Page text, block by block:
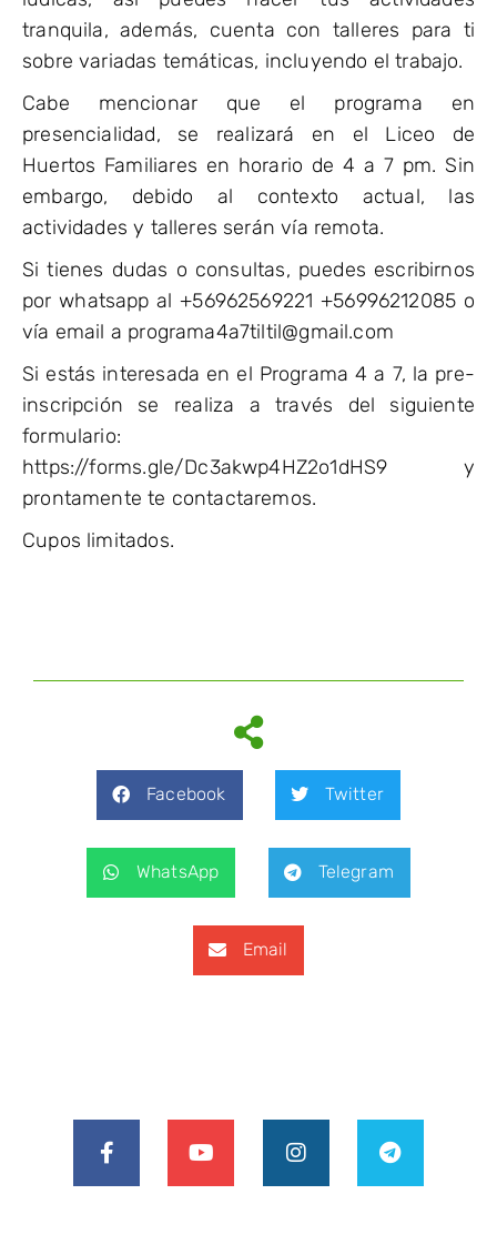
tranquila, además, cuenta con talleres para ti
sobre variadas temáticas, incluyendo el trabajo.
Cabe mencionar que el programa en
presencialidad, se realizará en el Liceo de
Huertos Familiares en horario de 4 a 7 pm. Sin
embargo, debido al contexto actual, las
actividades y talleres serán vía remota.
Si tienes dudas o consultas, puedes escribirnos
por whatsapp al +56962569221 +56996212085 o
vía email a programa4a7tiltil@gmail.com
Si estás interesada en el Programa 4 a 7, la pre-
inscripción se realiza a través del siguiente
formulario:
https://forms.gle/Dc3akwp4HZ2o1dHS9 y
prontamente te contactaremos.
Cupos limitados.
Facebook Twitter
WhatsApp Telegram
Email